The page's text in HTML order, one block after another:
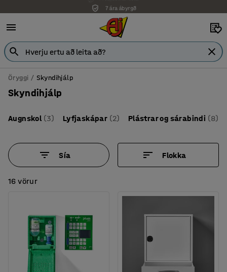
7 ára ábyrgð
Öryggi Skyndihjálp
Skyndihjálp
Augnskol (3) Lyfjaskápar (2) Plástrar og sárabindi (8)
Sía Flokka
16 vörur